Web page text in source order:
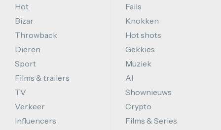
Hot
Bizar
Throwback
Dieren
Sport
Films & trailers
TV
Verkeer
Influencers
Fails
Knokken
Hot shots
Gekkies
Muziek
AI
Shownieuws
Crypto
Films & Series